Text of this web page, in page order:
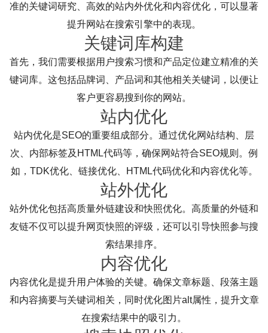
准的关键词研究、高效的站内外优化和内容优化，可以显著
提升网站在搜索引擎中的表现。
关键词库构建
首先，我们需要根据用户搜索习惯和产品定位建立精准的关
键词库。这包括品牌词、产品词和其他相关关键词，以便让
客户更容易搜到你的网站。
站内优化
站内优化是SEO的重要组成部分。通过优化网站结构、层
次、内部标签及HTML代码等，确保网站符合SEO规则。例
如，TDK优化、链接优化、HTML代码优化和内容优化等。
站外优化
站外优化包括高质量外链建设和快照优化。高质量的外链和
友链不仅可以提升网页快照的评级，还可以引导快照参与搜
索结果排序。
内容优化
内容优化是提升用户体验的关键。确保文章标题、段落主题
和内容摘要与关键词相关，同时优化图片alt属性，提升文章
在搜索结果中的吸引力。